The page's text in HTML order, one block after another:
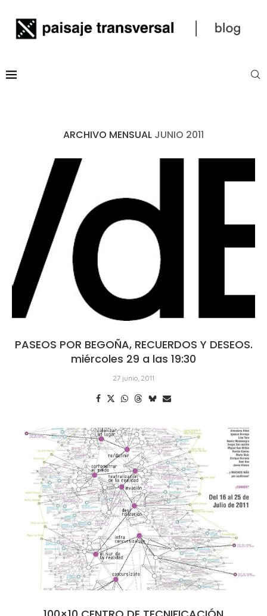
ARCHIVO MENSUAL JUNIO 2011
PASEOS POR BEGOÑA, RECUERDOS Y DESEOS.
miércoles 29 a las 19:30
27 junio, 2011